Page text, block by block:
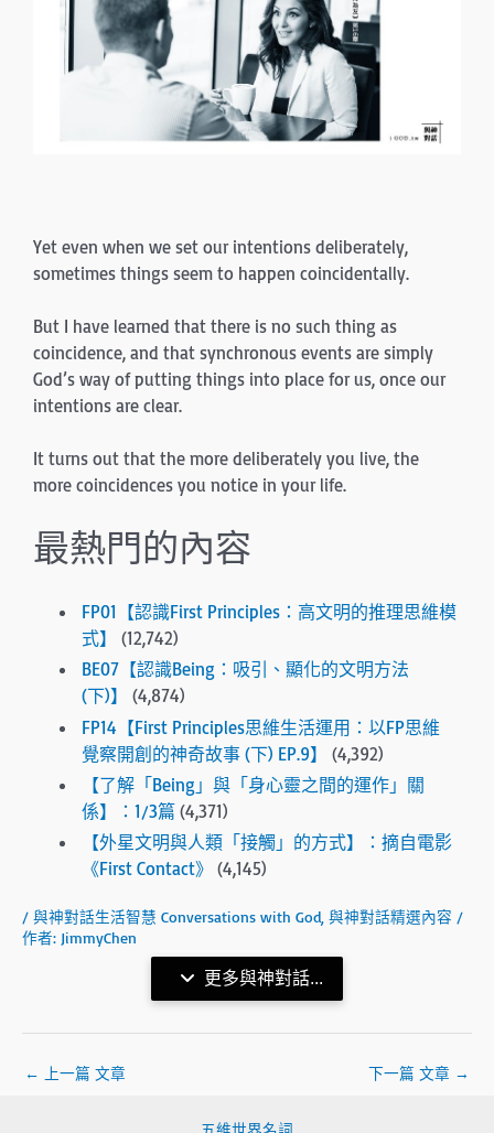
Yet even when we set our intentions deliberately,
sometimes things seem to happen coincidentally.
But I have learned that there is no such thing as
coincidence, and that synchronous events are simply
God’s way of putting things into place for us, once our
intentions are clear.
It turns out that the more deliberately you live, the
more coincidences you notice in your life.
最熱門的內容
FP01【認識First Principles：高文明的推理思維模
式】
(12,742)
BE07【認識Being：吸引、顯化的文明方法
(下)】
(4,874)
FP14【First Principles思維生活運用：以FP思維
覺察開創的神奇故事 (下) EP.9】
(4,392)
【了解「Being」與「身心靈之間的運作」關
係】：1/3篇 (4,371)
【外星文明與人類「接觸」的方式】：摘自電影
《First Contact》
(4,145)
/ 與神對話生活智慧 Conversations with God 與神對話精選內容 /
作者: JimmyChen
更多與神對話...
← 上一篇 文章 下一篇 文章 →